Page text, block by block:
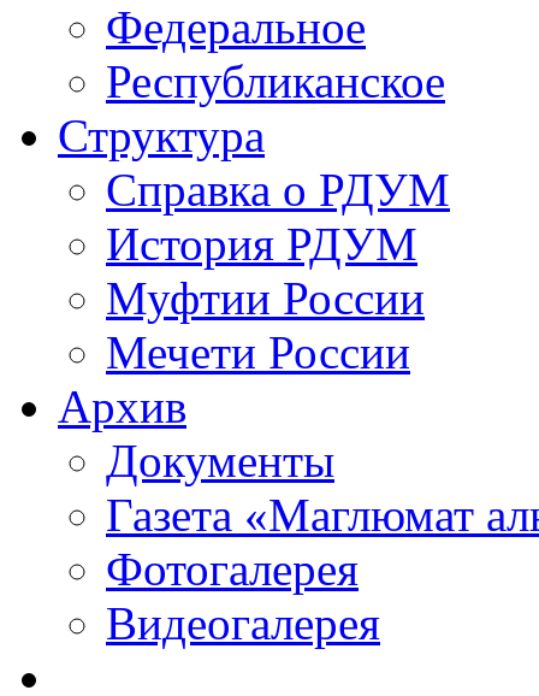
Федеральное
Республиканское
Структура
Справка о РДУМ
История РДУМ
Муфтии России
Мечети России
Архив
Документы
Газета «Маглюмат
Фотогалерея
Видеогалерея